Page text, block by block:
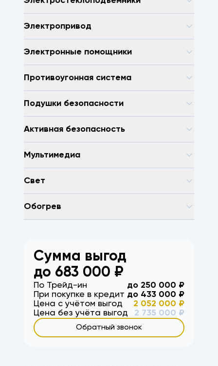
Электропривод
Электронные помощники
Противоугонная система
Подушки безопасности
Активная безопасность
Мультимедиа
Свет
Обогрев
Сумма выгод
до 683 000 ₽
По Трейд-ин до 250 000 ₽
При покупке в кредит до 433 000 ₽
Цена с учётом выгод
2 052 000 ₽
Цена без учёта выгод
2 735 000 ₽
Обратный звонок